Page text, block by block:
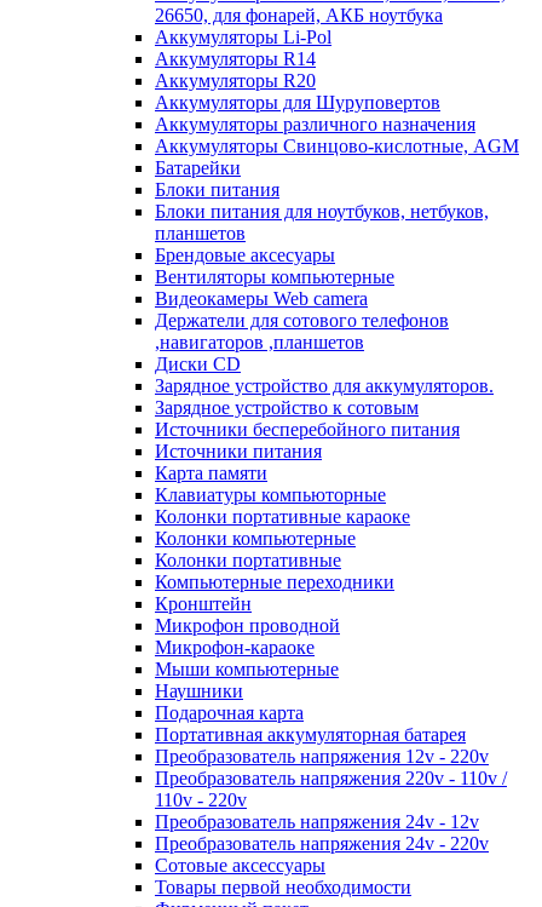
26650, для фонарей, АКБ ноутбука
Аккумуляторы Li-Pol
Аккумуляторы R14
Аккумуляторы R20
Аккумуляторы для Шуруповертов
Аккумуляторы различного назначения
Аккумуляторы Свинцово-кислотные, AGM
Батарейки
Блоки питания
Блоки питания для ноутбуков, нетбуков,
планшетов
Брендовые аксесуары
Вентиляторы компьютерные
Видеокамеры Web camera
Держатели для сотового телефонов
,навигаторов ,планшетов
Диски CD
Зарядное устройство для аккумуляторов.
Зарядное устройство к сотовым
Источники бесперебойного питания
Источники питания
Карта памяти
Клавиатуры компьюторные
Колонки портативные караоке
Колонки компьютерные
Колонки портативные
Компьютерные переходники
Кронштейн
Микрофон проводной
Микрофон-караоке
Мыши компьютерные
Наушники
Подарочная карта
Портативная аккумуляторная батарея
Преобразователь напряжения 12v - 220v
Преобразователь напряжения 220v - 110v /
110v - 220v
Преобразователь напряжения 24v - 12v
Преобразователь напряжения 24v - 220v
Сотовые аксессуары
Товары первой необходимости